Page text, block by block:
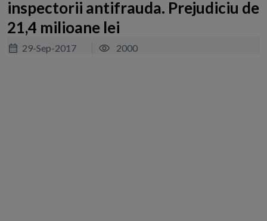
inspectorii antifrauda. Prejudiciu de
21,4 milioane lei
29-Sep-2017 2000